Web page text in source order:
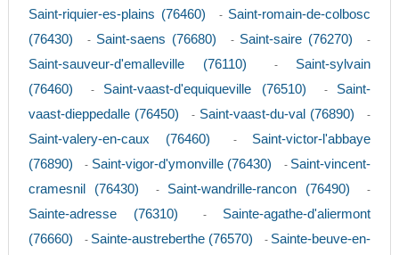
Saint-riquier-es-plains (76460) - Saint-romain-de-colbosc
(76430)
- Saint-saens (76680) - Saint-saire (76270) -
Saint-sauveur-d'emalleville (76110) - Saint-sylvain
(76460)
- Saint-vaast-d'equiqueville (76510) - Saint-
vaast-dieppedalle (76450)
- Saint-vaast-du-val (76890) -
Saint-valery-en-caux (76460) - Saint-victor-l'abbaye
(76890)
- Saint-vigor-d'ymonville (76430) - Saint-vincent-
cramesnil (76430)
- Saint-wandrille-rancon (76490) -
Sainte-adresse (76310) - Sainte-agathe-d'aliermont
(76660)
- Sainte-austreberthe (76570) - Sainte-beuve-en-